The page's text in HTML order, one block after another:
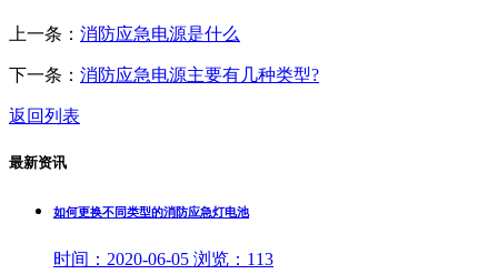
上一条： 消防应急电源是什么
下一条： 消防应急电源主要有几种类型?
返回列表
最新资讯
如何更换不同类型的消防应急灯电池
时间： 2020-06-05 浏览： 113